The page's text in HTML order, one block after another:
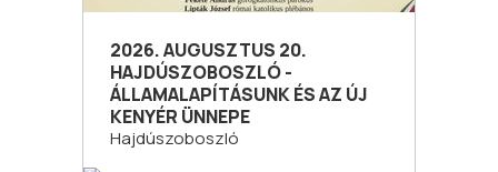
2026. AUGUSZTUS 20.
HAJDÚSZOBOSZLÓ -
ÁLLAMALAPÍTÁSUNK ÉS AZ ÚJ
KENYÉR ÜNNEPE
Hajdúszoboszló